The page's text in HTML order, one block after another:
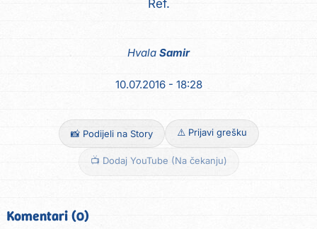
Ref.
Hvala Samir
10.07.2016 - 18:28
📸 Podijeli na Story ⚠️ Prijavi grešku
📺 Dodaj YouTube (Na čekanju)
Komentari (0)